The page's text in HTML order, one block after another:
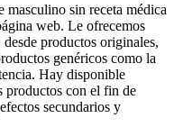
masculino sin receta médica
web. Le ofrecemos
productos originales,
genéricos como la
Hay disponible
productos con el fin de
secundarios y